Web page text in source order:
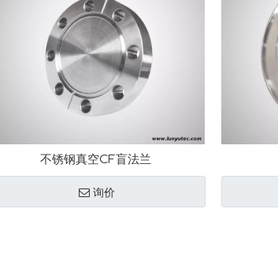
不锈钢真空CF盲法兰
询价